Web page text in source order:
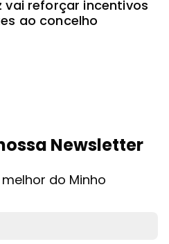
vai reforçar incentivos
ao concelho
Newsletter
do Minho